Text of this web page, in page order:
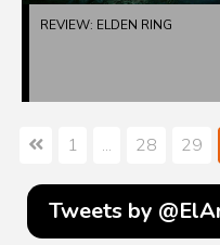
REVIEW: ELDEN RING
1 ... 28 29
Tweets by